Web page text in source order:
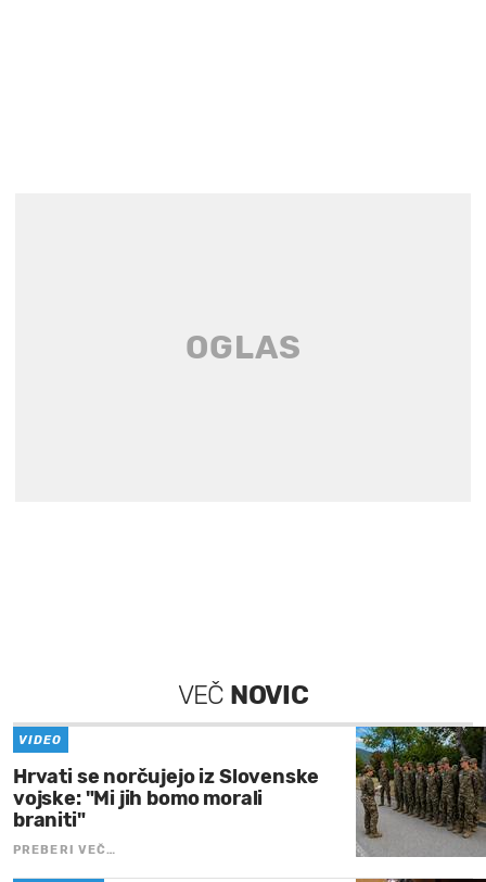
VEČ NOVIC
VIDEO
Hrvati se norčujejo iz Slovenske
vojske: "Mi jih bomo morali
braniti"
PREBERI VEČ…